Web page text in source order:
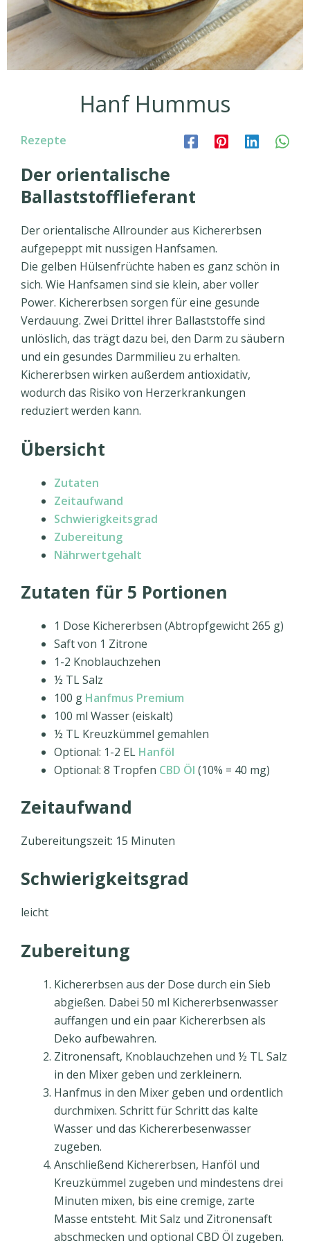
Hanf Hummus
Rezepte
Der orientalische
Ballaststofflieferant
Der orientalische Allrounder aus Kichererbsen
aufgepeppt mit nussigen Hanfsamen.
Die gelben Hülsenfrüchte haben es ganz schön in
sich. Wie Hanfsamen sind sie klein, aber voller
Power. Kichererbsen sorgen für eine gesunde
Verdauung. Zwei Drittel ihrer Ballaststoffe sind
unlöslich, das trägt dazu bei, den Darm zu säubern
und ein gesundes Darmmilieu zu erhalten.
Kichererbsen wirken außerdem antioxidativ,
wodurch das Risiko von Herzerkrankungen
reduziert werden kann.
Übersicht
Zutaten
Zeitaufwand
Schwierigkeitsgrad
Zubereitung
Nährwertgehalt
Zutaten für 5 Portionen
1 Dose Kichererbsen (Abtropfgewicht 265 g)
Saft von 1 Zitrone
1-2 Knoblauchzehen
½ TL Salz
100 g Hanfmus Premium
100 ml Wasser (eiskalt)
½ TL Kreuzkümmel gemahlen
Optional: 1-2 EL Hanföl
Optional: 8 Tropfen CBD Öl (10% = 40 mg)
Zeitaufwand
Zubereitungszeit: 15 Minuten
Schwierigkeitsgrad
leicht
Zubereitung
Kichererbsen aus der Dose durch ein Sieb
abgießen. Dabei 50 ml Kichererbsenwasser
auffangen und ein paar Kichererbsen als
Deko aufbewahren.
Zitronensaft, Knoblauchzehen und ½ TL Salz
in den Mixer geben und zerkleinern.
Hanfmus in den Mixer geben und ordentlich
durchmixen. Schritt für Schritt das kalte
Wasser und das Kichererbesenwasser
zugeben.
Anschließend Kichererbsen, Hanföl und
Kreuzkümmel zugeben und mindestens drei
Minuten mixen, bis eine cremige, zarte
Masse entsteht. Mit Salz und Zitronensaft
abschmecken und optional CBD Öl zugeben.